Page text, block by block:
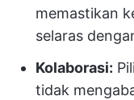
memastikan
selaras
Kolaborasi:
tidak